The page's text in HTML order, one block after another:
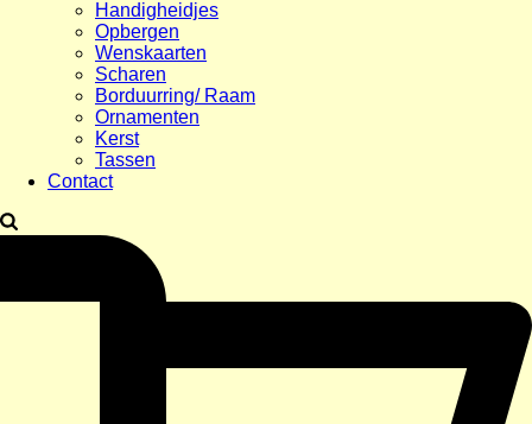
Handigheidjes
Opbergen
Wenskaarten
Scharen
Borduurring/ Raam
Ornamenten
Kerst
Tassen
Contact